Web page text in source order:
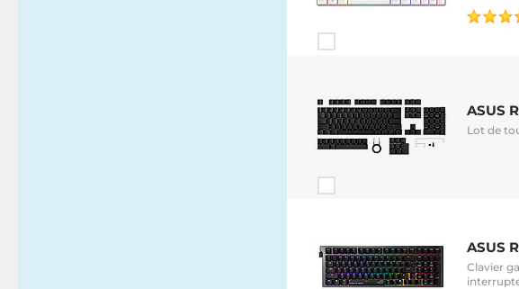
ASUS
Lot de
ASUS
Clavier